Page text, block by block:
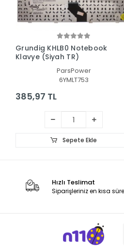
Grundig KHLB0 Notebook
Klavye (Siyah TR)
ParsPower
6YMLT753
385,97 TL
Sepete Ekle
Hızlı Teslimat
Siparişleriniz en kısa